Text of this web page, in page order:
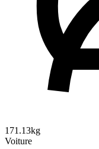
171.13kg
Voiture